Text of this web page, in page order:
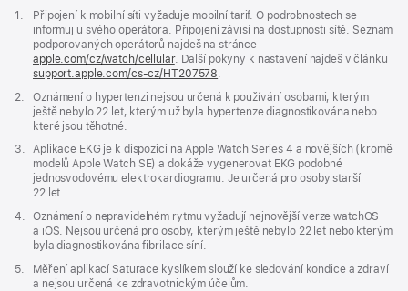
Poznámka
1.
Připojení k mobilní síti vyžaduje mobilní tarif. O podrobnostech se
informuj u svého operátora. Připojení závisí na dostupnosti sítě. Seznam
podporovaných operátorů najdeš na stránce
apple.com/cz/watch/cellular. Další pokyny k nastavení najdeš v článku
support.apple.com/cs-cz/HT207578(Otevře
v novém
okně)
.
Poznámka
2.
Oznámení o hypertenzi nejsou určená k používání osobami, kterým
ještě nebylo 22 let, kterým už byla hypertenze diagnostikována nebo
které jsou těhotné.
Poznámka
3.
Aplikace EKG je k dispozici na Apple Watch Series 4 a novějších (kromě
modelů Apple Watch SE) a dokáže vygenerovat EKG podobné
jednosvodovému elektrokardiogramu. Je určená pro osoby starší
22 let.
Poznámka
4.
Oznámení o nepravidelném rytmu vyžadují nejnovější verze watchOS
a iOS. Nejsou určená pro osoby, kterým ještě nebylo 22 let nebo kterým
byla diagnostikována fibrilace síní.
Poznámka
5.
Měření aplikací Saturace kyslíkem slouží ke sledování kondice a zdraví
a nejsou určená ke zdravotnickým účelům.